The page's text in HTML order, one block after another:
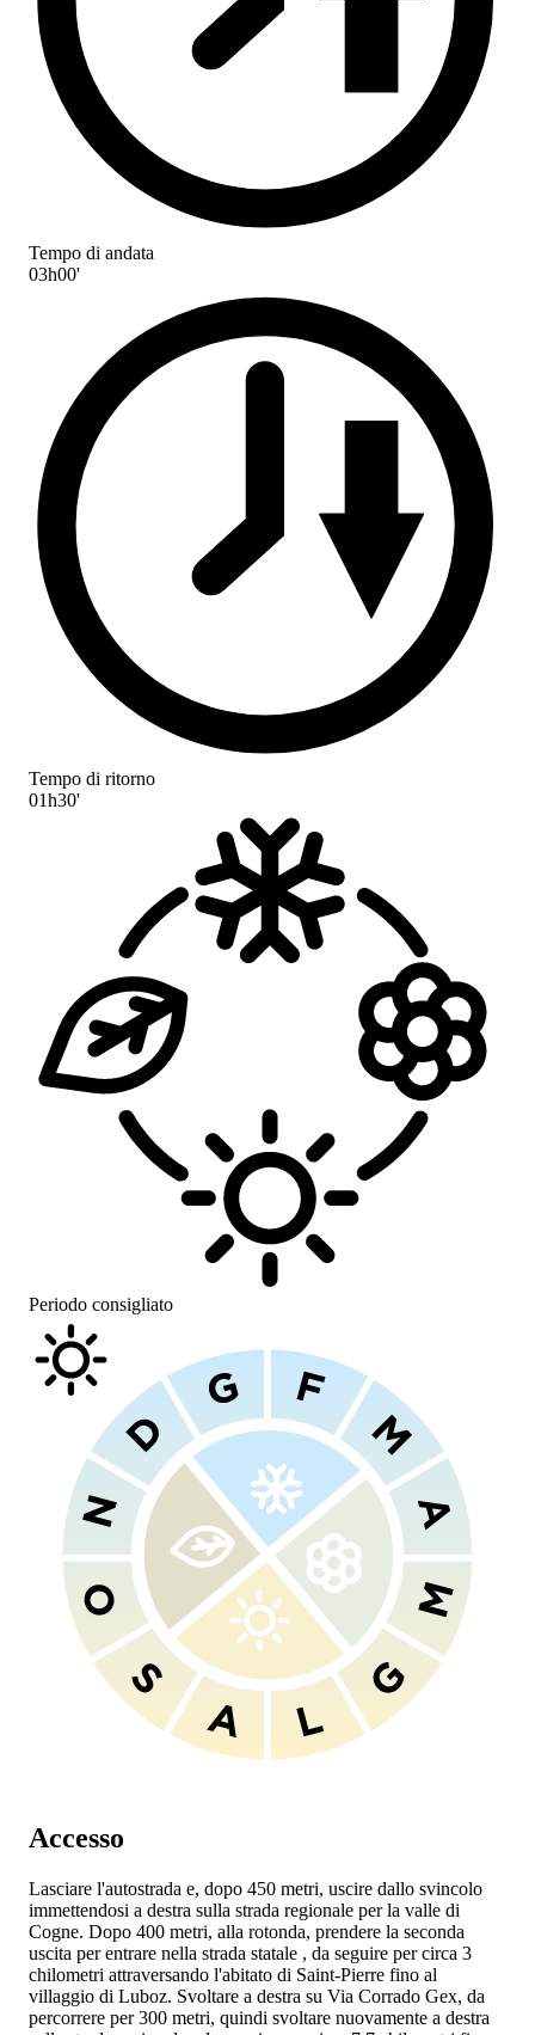
Tempo di andata
03h00'
Tempo di ritorno
01h30'
Periodo consigliato
Accesso
Lasciare l'autostrada e, dopo 450 metri, uscire dallo svincolo
immettendosi a destra sulla strada regionale per la valle di
Cogne. Dopo 400 metri, alla rotonda, prendere la seconda
uscita per entrare nella strada statale , da seguire per circa 3
chilometri attraversando l'abitato di Saint-Pierre fino al
villaggio di Luboz. Svoltare a destra su Via Corrado Gex, da
percorrere per 300 metri, quindi svoltare nuovamente a destra